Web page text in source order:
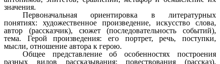
значения.
Первоначальная ориентировка в литературных
понятиях: художественное произведение, искусство слова,
автор (рассказчик), сюжет (последовательность событий),
тема. Герой произведения: его портрет, речь, поступки,
мысли, отношение автора к герою.
Общее представление об особенностях построения
разных видов рассказывания: повествования (рассказ),